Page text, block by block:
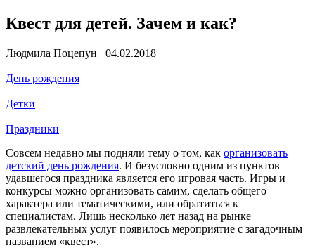
Квест для детей. Зачем и как?
Людмила Поцепун 04.02.2018
День рождения
Детки
Праздники
Совсем недавно мы подняли тему о том, как организовать
детский день рождения. И безусловно одним из пунктов
удавшегося праздника является его игровая часть. Игры и
конкурсы можно организовать самим, сделать общего
характера или тематическими, или обратиться к
специалистам. Лишь несколько лет назад на рынке
развлекательных услуг появилось мероприятие с загадочным
названием «квест».